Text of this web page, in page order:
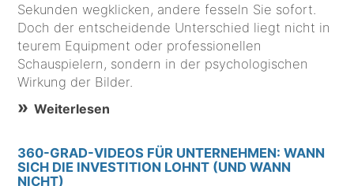
Sekunden wegklicken, andere fesseln Sie sofort.
Doch der entscheidende Unterschied liegt nicht in
teurem Equipment oder professionellen
Schauspielern, sondern in der psychologischen
Wirkung der Bilder.
Weiterlesen
360-GRAD-VIDEOS FÜR UNTERNEHMEN: WANN
SICH DIE INVESTITION LOHNT (UND WANN
NICHT)